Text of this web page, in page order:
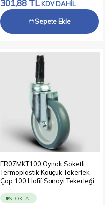
301,88 TL KDV DAHİL
Sepete Ekle
ER07MKT100 Oynak Soketli
Termoplastik Kauçuk Tekerlek
Çap:100 Hafif Sanayi Tekerleği
Polipropilen Üzeri Termoplastik
STOKTA